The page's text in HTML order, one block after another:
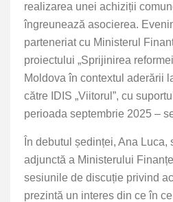
realizarea unei achiziții
îngreunează asocierea.
parteneriat cu Ministerul
proiectului „Sprijinirea
Moldova în contextul aderării
către IDIS „Viitorul”, cu
perioada septembrie 2025 –
În debutul ședinței, Ana Luca,
adjunctă a Ministerului
sesiunile de discuție privind
prezintă un interes din ce în